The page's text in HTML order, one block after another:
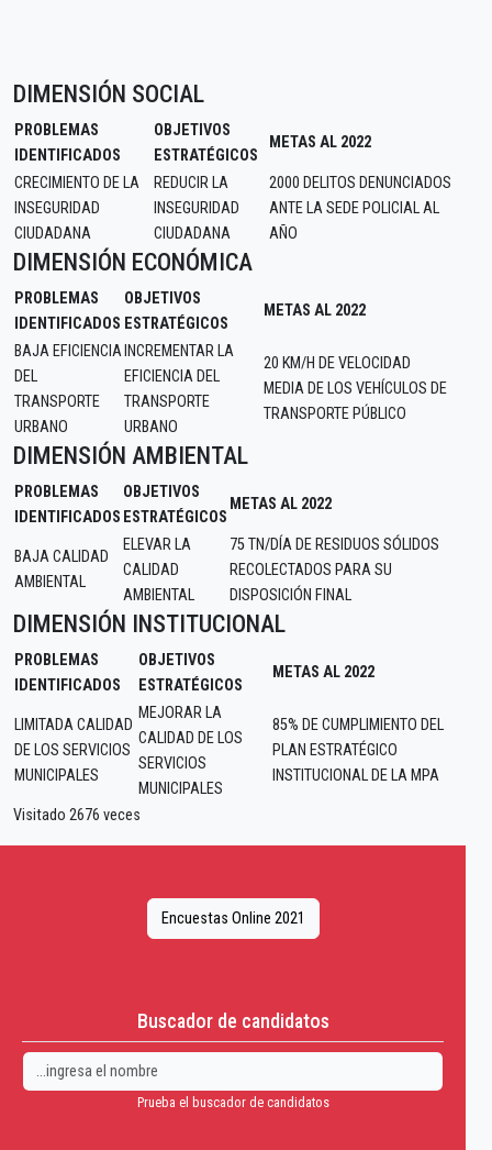
DIMENSIÓN SOCIAL
PROBLEMAS
IDENTIFICADOS
OBJETIVOS
ESTRATÉGICOS
METAS AL 2022
CRECIMIENTO DE LA
INSEGURIDAD
CIUDADANA
REDUCIR LA
INSEGURIDAD
CIUDADANA
2000 DELITOS DENUNCIADOS
ANTE LA SEDE POLICIAL AL
AÑO
DIMENSIÓN ECONÓMICA
PROBLEMAS
IDENTIFICADOS
OBJETIVOS
ESTRATÉGICOS
METAS AL 2022
BAJA EFICIENCIA
DEL
TRANSPORTE
URBANO
INCREMENTAR LA
EFICIENCIA DEL
TRANSPORTE
URBANO
20 KM/H DE VELOCIDAD
MEDIA DE LOS VEHÍCULOS DE
TRANSPORTE PÚBLICO
DIMENSIÓN AMBIENTAL
PROBLEMAS
IDENTIFICADOS
OBJETIVOS
ESTRATÉGICOS
METAS AL 2022
BAJA CALIDAD
AMBIENTAL
ELEVAR LA
CALIDAD
AMBIENTAL
75 TN/DÍA DE RESIDUOS SÓLIDOS
RECOLECTADOS PARA SU
DISPOSICIÓN FINAL
DIMENSIÓN INSTITUCIONAL
PROBLEMAS
IDENTIFICADOS
OBJETIVOS
ESTRATÉGICOS
METAS AL 2022
LIMITADA CALIDAD
DE LOS SERVICIOS
MUNICIPALES
MEJORAR LA
CALIDAD DE LOS
SERVICIOS
MUNICIPALES
85% DE CUMPLIMIENTO DEL
PLAN ESTRATÉGICO
INSTITUCIONAL DE LA MPA
Visitado 2676 veces
Encuestas Online 2021
Buscador de candidatos
Prueba el buscador de candidatos